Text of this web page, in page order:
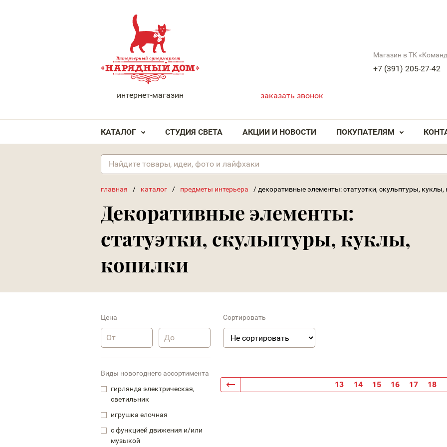
НАРЯДНЫЙ ДОМ
интернет-магазин
Магазин в ТК
+7 (391) 205-27-42
заказать звонок
КАТАЛОГ СТУДИЯ СВЕТА АКЦИИ И НОВОСТИ ПОКУПАТЕЛЯМ
главная / каталог / предметы интерьера / декоративные элементы: статуэтки, скульптуры, куклы,
Декоративные элементы:
статуэтки, скульптуры, куклы,
копилки
13 14 15 16 17 18
Цена
Виды новогоднего ассортимента
гирлянда электрическая,
светильник
игрушка елочная
с функцией движения и/или
музыкой
Сортировать